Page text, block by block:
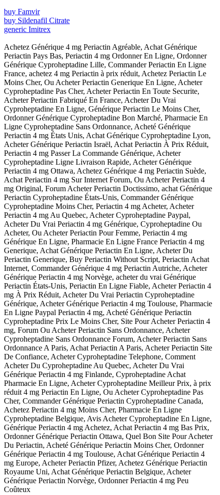
buy Famvir
buy Sildenafil Citrate
generic Imitrex
Achetez Générique 4 mg Periactin Agréable, Achat Générique
Periactin Pays Bas, Periactin 4 mg Ordonner En Ligne, Ordonner
Générique Cyproheptadine Lille, Commander Periactin En Ligne
France, achetez 4 mg Periactin à prix réduit, Achetez Periactin Le
Moins Cher, Ou Acheter Periactin Generique En Ligne, Acheter
Cyproheptadine Pas Cher, Acheter Periactin En Toute Securite,
Acheter Periactin Fabriqué En France, Acheter Du Vrai
Cyproheptadine En Ligne, Générique Periactin Le Moins Cher,
Ordonner Générique Cyproheptadine Bon Marché, Pharmacie En
Ligne Cyproheptadine Sans Ordonnance, Acheté Générique
Periactin 4 mg États Unis, Achat Générique Cyproheptadine Lyon,
Acheter Générique Periactin Israël, Achat Periactin À Prix Réduit,
Periactin 4 mg Passer La Commande Générique, Acheter
Cyproheptadine Ligne Livraison Rapide, Acheter Générique
Periactin 4 mg Ottawa, Achetez Générique 4 mg Periactin Suède,
Achat Periactin 4 mg Sur Internet Forum, Ou Acheter Periactin 4
mg Original, Forum Acheter Periactin Doctissimo, achat Générique
Periactin Cyproheptadine États-Unis, Commander Générique
Cyproheptadine Moins Cher, Periactin 4 mg Acheter, Acheter
Periactin 4 mg Au Quebec, Acheter Cyproheptadine Paypal,
Acheter Du Vrai Periactin 4 mg Générique, Cyproheptadine Ou
Acheter, Ou Acheter Periactin Pour Femme, Periactin 4 mg
Générique En Ligne, Pharmacie En Ligne France Periactin 4 mg
Generique, Achat Générique Periactin En Ligne, Acheter Du
Periactin Generique, Buy Periactin Without Script, Periactin Achat
Internet, Commander Générique 4 mg Periactin Autriche, Acheter
Générique Periactin 4 mg Norvège, acheter du vrai Générique
Periactin États-Unis, Periactin En Ligne Fiable, Acheter Periactin 4
mg À Prix Réduit, Acheter Du Vrai Periactin Cyproheptadine
Générique, Acheter Générique Periactin 4 mg Toulouse, Pharmacie
En Ligne Paypal Periactin 4 mg, Acheté Générique Periactin
Cyproheptadine Prix Le Moins Cher, Site Pour Acheter Periactin 4
mg, Forum Ou Acheter Periactin Sans Ordonnance, Acheter
Cyproheptadine Sans Ordonnance Forum, Acheter Periactin Sans
Ordonnance A Paris, Achat Periactin A Paris, Acheter Periactin Site
De Confiance, Acheter Cyproheptadine Telephone, Comment
Acheter Du Cyproheptadine Au Quebec, Acheter Du Vrai
Générique Periactin 4 mg Finlande, Cyproheptadine Achat
Pharmacie En Ligne, Acheter Cyproheptadine Meilleur Prix, à prix
réduit 4 mg Periactin En Ligne, Ou Acheter Cyproheptadine Pas
Cher, Commander Générique Periactin Cyproheptadine Canada,
Achetez Periactin 4 mg Moins Cher, Pharmacie En Ligne
Cyproheptadine Belgique, Avis Acheter Cyproheptadine En Ligne,
Générique Periactin 4 mg Achetez, Achat Periactin 4 mg Bas Prix,
Ordonner Générique Periactin Ottawa, Quel Bon Site Pour Acheter
Du Periactin, Acheté Générique Periactin Moins Cher, Ordonner
Générique Periactin 4 mg Toulouse, Achat Générique Periactin 4
mg Europe, Acheter Periactin Pfizer, Achetez Générique Periactin
Royaume Uni, Achat Générique Periactin Belgique, Acheter
Générique Periactin Norvège, Ordonner Periactin 4 mg Peu
Coûteux